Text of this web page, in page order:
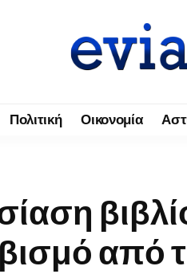
Πολιτική Οικονομία
από